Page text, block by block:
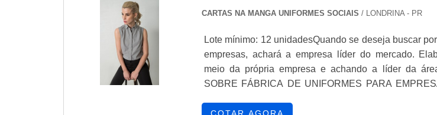
CARTAS NA MANGA UNIFORMES SOCIAIS / LONDRINA - PR
Lote mínimo: 12 unidadesQuando se deseja buscar
empresas, achará a empresa líder do mercado.
meio da própria empresa e achando a líder da
SOBRE FÁBRICA DE UNIFORMES PARA